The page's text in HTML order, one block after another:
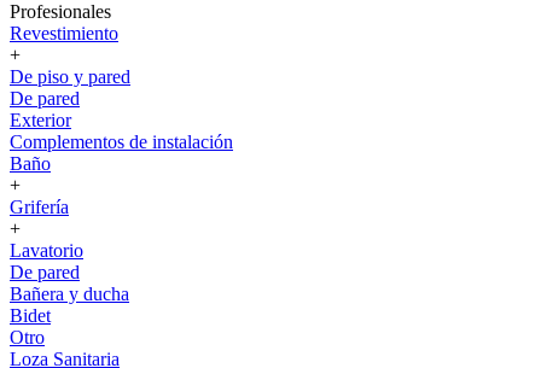
Profesionales
Revestimiento
+
De piso y pared
De pared
Exterior
Complementos de instalación
Baño
+
Grifería
+
Lavatorio
De pared
Bañera y ducha
Bidet
Otro
Loza Sanitaria